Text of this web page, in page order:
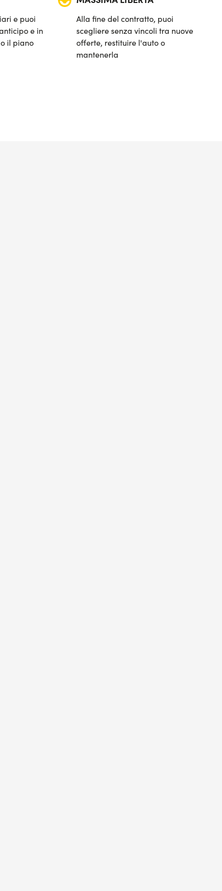
e puoi
e in
il piano
Alla fine del contratto, puoi
scegliere senza vincoli tra nuove
offerte, restituire l'auto o
mantenerla